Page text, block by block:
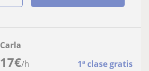
17€/h 1ª clase gratis
Carla